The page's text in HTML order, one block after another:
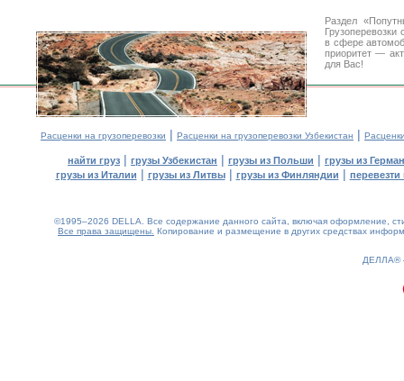
Раздел
в сфере
приоритет —
для Вас!
Расценки на грузоперевозки | Расценки на грузоперевозки Узбекистан |
найти груз | грузы Узбекистан | грузы из Польши | грузы из
грузы из Италии | грузы из Литвы| грузы из Финляндии | перевезти
©1995–2026 DELLA. Все содержание данного сайта, включая оформление,
Все права защищены. Копирование и размещение в других средствах